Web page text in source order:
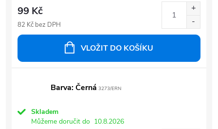
99 Kč
82 Kč bez DPH
VLOŽIT DO KOŠÍKU
Barva: Černá 3273/ERN
Skladem
Můžeme doručit do 10.8.2026